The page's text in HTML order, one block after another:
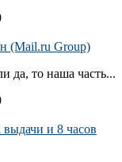
(Mail.ru Group)
да, то наша часть...
и 8 часов